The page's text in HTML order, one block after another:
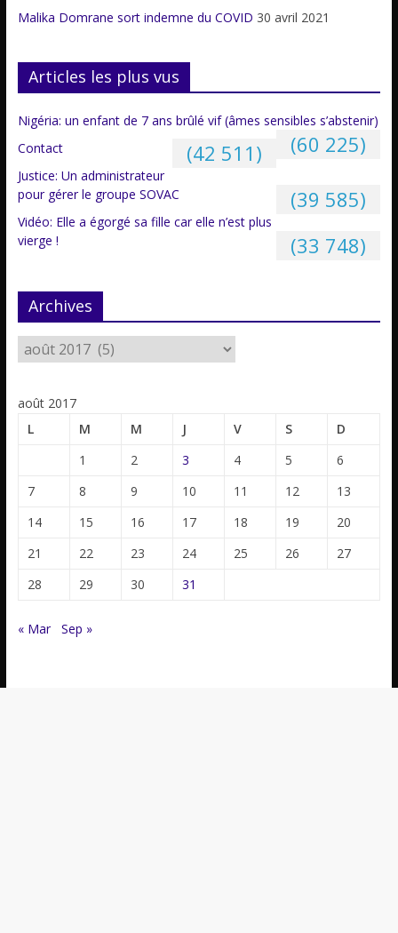
Malika Domrane sort indemne du COVID 30 avril 2021
Articles les plus vus
Nigéria: un enfant de 7 ans brûlé vif (âmes sensibles s’abstenir)
(60 225)
Contact (42 511)
Justice: Un administrateur
pour gérer le groupe SOVAC
(39 585)
Vidéo: Elle a égorgé sa fille car elle n’est plus
vierge !
(33 748)
Archives
août 2017
L
M M J V S
D
1
2 3 4 5
6
7
8 9 10 11 12
13
14
15 16 17 18 19
20
21
22 23 24 25 26
27
28
29 30 31
« Mar Sep »